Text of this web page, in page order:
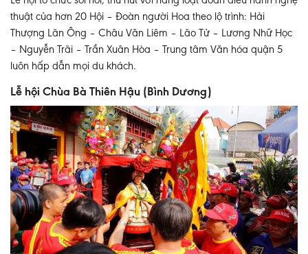
thuật của hơn 20 Hội – Đoàn người Hoa theo lộ trình: Hải
Thượng Lãn Ông – Châu Văn Liêm – Lão Tử – Lương Nhữ Học
– Nguyễn Trãi – Trần Xuân Hòa – Trung tâm Văn hóa quận 5
luôn hấp dẫn mọi du khách.
Lễ hội Chùa Bà Thiên Hậu (Bình Dương)